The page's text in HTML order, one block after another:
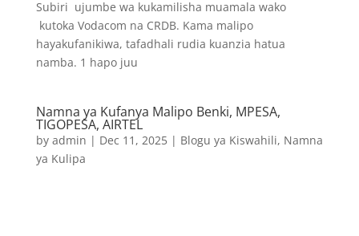
Subiri ujumbe wa kukamilisha muamala wako
kutoka Vodacom na CRDB. Kama malipo
hayakufanikiwa, tafadhali rudia kuanzia hatua
namba. 1 hapo juu
Namna ya Kufanya Malipo Benki, MPESA,
TIGOPESA, AIRTEL
by admin | Dec 11, 2025| Blogu ya Kiswahili, Namna
ya Kulipa